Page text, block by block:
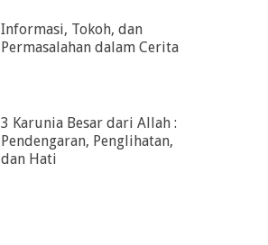
Informasi, Tokoh, dan
Permasalahan dalam Cerita
3 Karunia Besar dari Allah :
Pendengaran, Penglihatan,
dan Hati